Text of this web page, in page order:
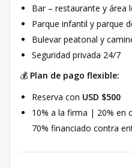
Bar – restaurante y área
Parque infantil y parque
Bulevar peatonal y
Seguridad privada 24/7
💰 Plan de pago flexible:
Reserva con USD $500
10% a la firma | 20% en
70% financiado contra